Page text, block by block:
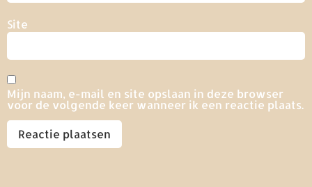
Site
Mijn naam, e-mail en site opslaan in deze browser
voor de volgende keer wanneer ik een reactie plaats.